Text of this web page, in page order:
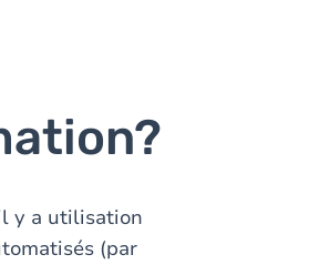
y a utilisation
(par